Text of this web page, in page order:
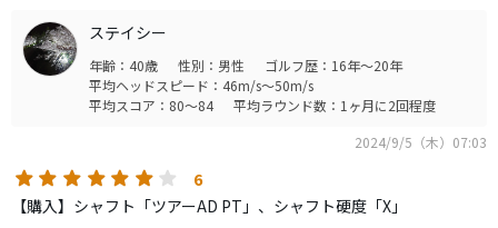
ステイシー
年齢：40歳 性別：男性
ゴルフ歴：16年～20年
平均ヘッドスピード：46m/s～50m/s
平均スコア：80～84
平均ラウンド数：1ヶ月に2回程度
2024/9/5（木）07:03
6
【購入】シャフト「ツアーAD PT」、シャフト硬度「X」